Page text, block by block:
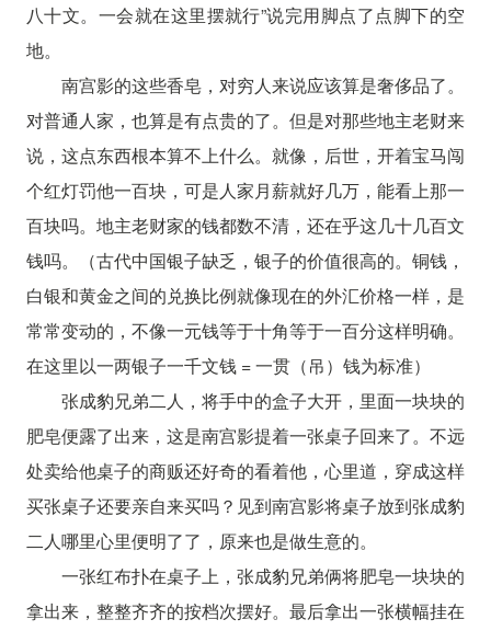
八十文。一会就在这里摆就行”说完用脚点了点脚下的空
地。
南宫影的这些香皂，对穷人来说应该算是奢侈品了。
对普通人家，也算是有点贵的了。但是对那些地主老财来
说，这点东西根本算不上什么。就像，后世，开着宝马闯
个红灯罚他一百块，可是人家月薪就好几万，能看上那一
百块吗。地主老财家的钱都数不清，还在乎这几十几百文
钱吗。（古代中国银子缺乏，银子的价值很高的。铜钱，
白银和黄金之间的兑换比例就像现在的外汇价格一样，是
常常变动的，不像一元钱等于十角等于一百分这样明确。
在这里以一两银子一千文钱 = 一贯（吊）钱为标准）
张成豹兄弟二人，将手中的盒子大开，里面一块块的
肥皂便露了出来，这是南宫影提着一张桌子回来了。不远
处卖给他桌子的商贩还好奇的看着他，心里道，穿成这样
买张桌子还要亲自来买吗？见到南宫影将桌子放到张成豹
二人哪里心里便明了了，原来也是做生意的。
一张红布扑在桌子上，张成豹兄弟俩将肥皂一块块的
拿出来，整整齐齐的按档次摆好。最后拿出一张横幅挂在